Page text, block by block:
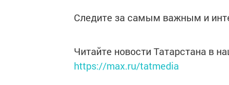
Следите за самым важным и
Читайте новости Татарстана в
https://max.ru/tatmedia